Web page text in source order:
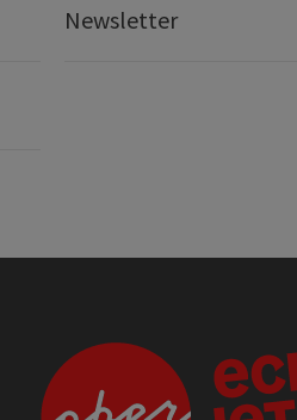
Newsletter